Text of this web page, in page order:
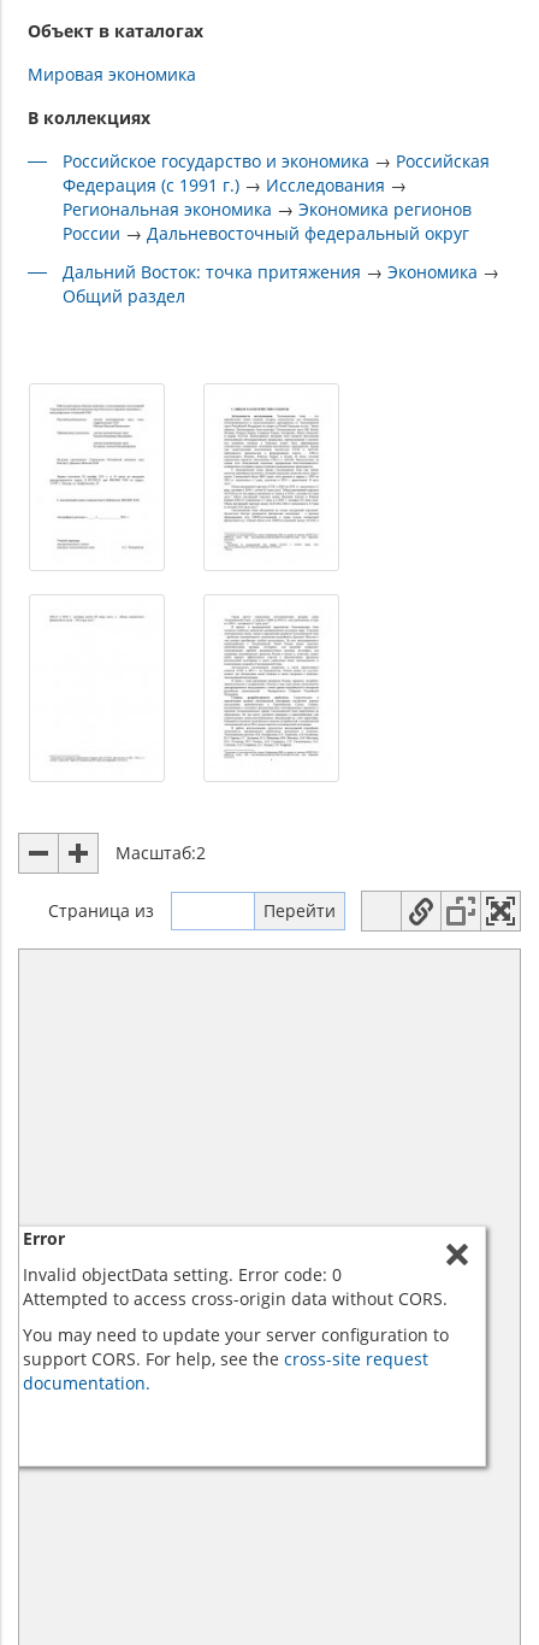
Объект в каталогах
Мировая экономика
В коллекциях
Российское государство и экономика → Российская
Федерация (с 1991 г.) → Исследования →
Региональная экономика →Экономика регионов
России →Дальневосточный федеральный округ
Дальний Восток: точка притяжения →Экономика →
Общий раздел
Масштаб:2
Страница из
Error
Invalid objectData setting. Error code: 0
Attempted to access cross-origin data without CORS.
You may need to update your server configuration to
support CORS. For help, see the cross-site request
documentation.